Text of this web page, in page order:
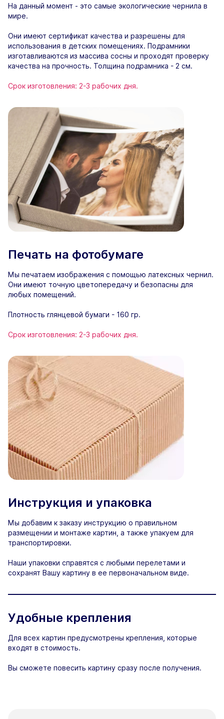
На данный момент - это самые экологические чернила в
мире.
Они имеют сертификат качества и разрешены для
использования в детских помещениях. Подрамники
изготавливаются из массива сосны и проходят проверку
качества на прочность. Толщина подрамника - 2 см.
Срок изготовления: 2-3 рабочих дня.
Печать на фотобумаге
Мы печатаем изображения с помощью латексных чернил.
Они имеют точную цветопередачу и безопасны для
любых помещений.
Плотность глянцевой бумаги - 160 гр.
Срок изготовления: 2-3 рабочих дня.
Инструкция и упаковка
Мы добавим к заказу инструкцию о правильном
размещении и монтаже картин, а также упакуем для
транспортировки.
Наши упаковки справятся с любыми перелетами и
сохранят Вашу картину в ее первоначальном виде.
Удобные крепления
Для всех картин предусмотрены крепления, которые
входят в стоимость.
Вы сможете повесить картину сразу после получения.